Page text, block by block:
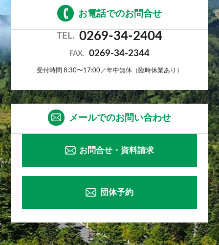
お電話でのお問合せ
TEL. 0269-34-2404
FAX. 0269-34-2344
受付時間 8:30〜17:00／年中無休（臨時休業あり）
メールでのお問い合わせ
お問合せ・資料請求
団体予約